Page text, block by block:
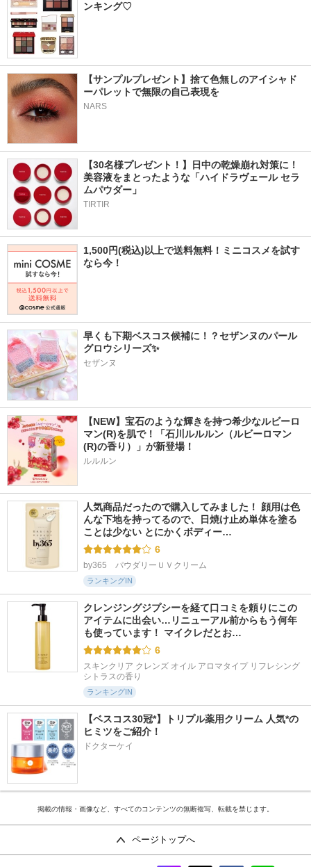
ンキング♡
【サンプルプレゼント】捨て色無しのアイシャド
ーパレットで無限の自己表現を
NARS
【30名様プレゼント！】日中の乾燥崩れ対策に！
美容液をまとったような「ハイドラヴェール セラ
ムパウダー」
TIRTIR
1,500円(税込)以上で送料無料！ミニコスメを試す
なら今！
早くも下期ベスコス候補に！？セザンヌのパール
グロウシリーズ✨
セザンヌ
【NEW】宝石のような輝きを持つ希少なルビーロ
マン(R)を肌で！「石川ルルルン（ルビーロマン
(R)の香り）」が新登場！
ルルルン
人気商品だったので購入してみました！ 顔用は色
んな下地を持ってるので、日焼け止め単体を塗る
ことは少ない とにかくボディー…
6
by365　パウダリーＵＶクリーム
ランキングIN
クレンジングジプシーを経て口コミを頼りにこの
アイテムに出会い…リニューアル前からもう何年
も使っています！ マイクレだとお…
6
スキンクリア クレンズ オイル アロマタイプ リフレシング
シトラスの香り
ランキングIN
【ベスコス30冠*】トリプル薬用クリーム 人気*の
ヒミツをご紹介！
ドクターケイ
掲載の情報・画像など、すべてのコンテンツの無断複写、転載を禁じます。
ページトップへ